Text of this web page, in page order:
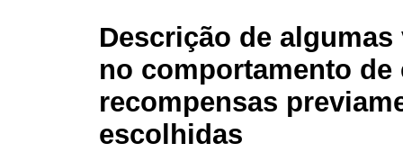
Descrição de
no comportamento de
recompensas
escolhidas